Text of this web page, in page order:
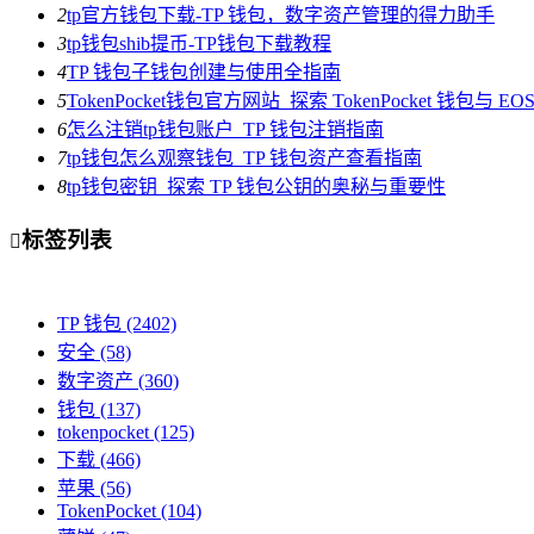
2tp官方钱包下载-TP 钱包，数字资产管理的得力助手
3tp钱包shib提币-TP钱包下载教程
4TP 钱包子钱包创建与使用全指南
5TokenPocket钱包官方网站_探索 TokenPocket 钱包与
6怎么注销tp钱包账户_TP 钱包注销指南
7tp钱包怎么观察钱包_TP 钱包资产查看指南
8tp钱包密钥_探索 TP 钱包公钥的奥秘与重要性
标签列表
TP 钱包 (2402)
安全 (58)
数字资产 (360)
钱包 (137)
tokenpocket (125)
下载 (466)
苹果 (56)
TokenPocket (104)